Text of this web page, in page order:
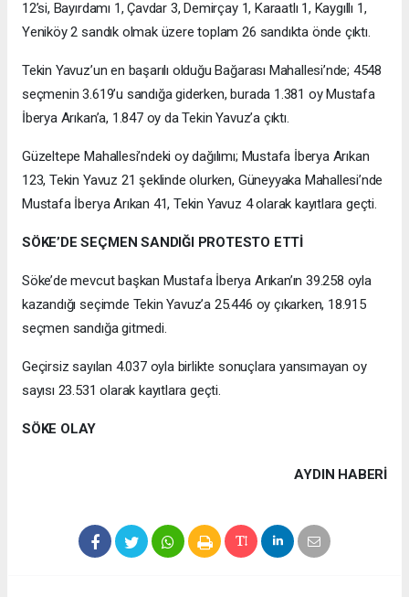
12’si, Bayırdamı 1, Çavdar 3, Demirçay 1, Karaatlı 1, Kaygıllı 1,
Yeniköy 2 sandık olmak üzere toplam 26 sandıkta önde çıktı.
Tekin Yavuz’un en başarılı olduğu Bağarası Mahallesi’nde; 4548
seçmenin 3.619’u sandığa giderken, burada 1.381 oy Mustafa
İberya Arıkan’a, 1.847 oy da Tekin Yavuz’a çıktı.
Güzeltepe Mahallesi’ndeki oy dağılımı; Mustafa İberya Arıkan
123, Tekin Yavuz 21 şeklinde olurken, Güneyyaka Mahallesi’nde
Mustafa İberya Arıkan 41, Tekin Yavuz 4 olarak kayıtlara geçti.
SÖKE’DE SEÇMEN SANDIĞI PROTESTO ETTİ
Söke’de mevcut başkan Mustafa İberya Arıkan’ın 39.258 oyla
kazandığı seçimde Tekin Yavuz’a 25.446 oy çıkarken, 18.915
seçmen sandığa gitmedi.
Geçirsiz sayılan 4.037 oyla birlikte sonuçlara yansımayan oy
sayısı 23.531 olarak kayıtlara geçti.
SÖKE OLAY
AYDIN HABERİ